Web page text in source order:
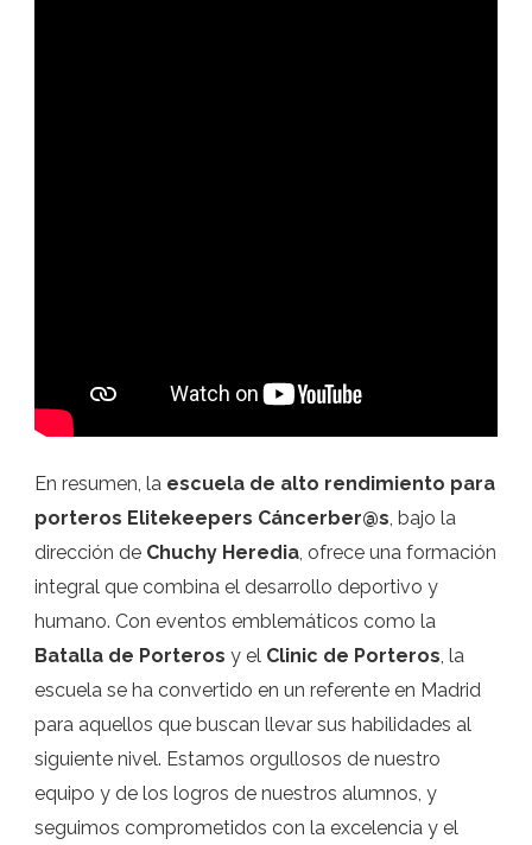
En resumen, la escuela de alto rendimiento para
porteros Elitekeepers Cáncerber@s, bajo la
dirección de Chuchy Heredia, ofrece una formación
integral que combina el desarrollo deportivo y
humano. Con eventos emblemáticos como la
Batalla de Porteros y el Clinic de Porteros, la
escuela se ha convertido en un referente en Madrid
para aquellos que buscan llevar sus habilidades al
siguiente nivel. Estamos orgullosos de nuestro
equipo y de los logros de nuestros alumnos, y
seguimos comprometidos con la excelencia y el